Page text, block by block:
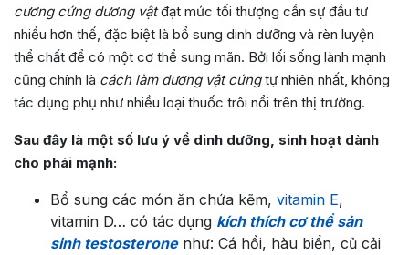
cương cứng dương vậtđạt mức tối thượng cần sự đầu tư
nhiều hơn thế, đặc biệt là bổ sung dinh dưỡng và rèn luyện
thể chất để có một cơ thể sung mãn. Bởi lối sống lành mạnh
cũng chính là cách làm dương vật cứngtự nhiên nhất, không
tác dụng phụ như nhiều loại thuốc trôi nổi trên thị trường.
Sau đây là một số lưu ý về dinh dưỡng, sinh hoạt dành
cho phái mạnh:
Bổ sung các món ăn chứa kẽm, vitamin E,
vitamin D… có tác dụng kích thích cơ thể sản
sinh testosteronenhư: Cá hồi, hàu biển, củ cải